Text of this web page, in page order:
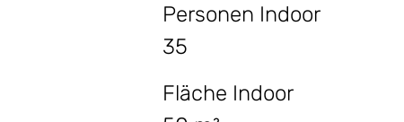
Personen Indoor
35
Fläche Indoor